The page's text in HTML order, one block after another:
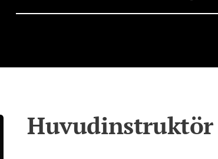
Huvudinstruktör